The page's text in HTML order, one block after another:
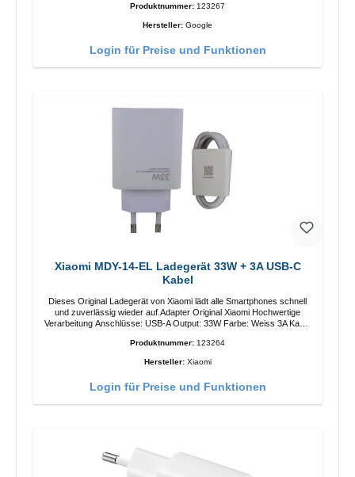
Produktnummer: 123267
Hersteller: Google
Login für Preise und Funktionen
Xiaomi MDY-14-EL Ladegerät 33W + 3A USB-C
Kabel
Dieses Original Ladegerät von Xiaomi lädt alle Smartphones schnell
und zuverlässig wieder auf.Adapter Original Xiaomi Hochwertige
Verarbeitung Anschlüsse: USB-A Output: 33W Farbe: Weiss 3A Kabel
Produktnummer: 123264
Hersteller: Xiaomi
Login für Preise und Funktionen